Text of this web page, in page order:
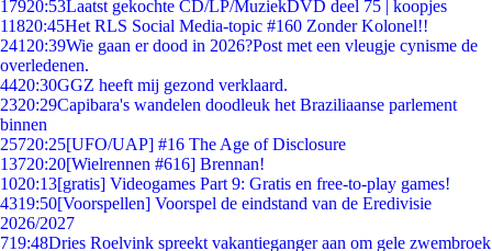
17920:53Laatst gekochte CD/LP/MuziekDVD deel 75 | koopjes
11820:45Het RLS Social Media-topic #160 Zonder Kolonel!!
241 20:39Wie gaan er dood in 2026?Post met een vleugje cynisme de
overledenen.
4420:30GGZ heeft mij gezond verklaard.
2320:29Capibara's wandelen doodleuk het Braziliaanse parlement
binnen
25720:25[UFO/UAP] #16 The Age of Disclosure
13720:20[Wielrennen #616] Brennan!
1020:13[gratis] Videogames Part 9: Gratis en free-to-play games!
4319:50[Voorspellen] Voorspel de eindstand van de Eredivisie
2026/2027
719:48Dries Roelvink spreekt vakantieganger aan om gele zwembroek